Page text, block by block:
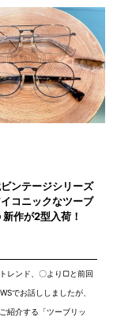
ンテージシリーズ
コニックなツーブ
新作が2型入荷！
レンド、〇より▢と前回
でお話ししましたが、
紹介する「ツーブリッ